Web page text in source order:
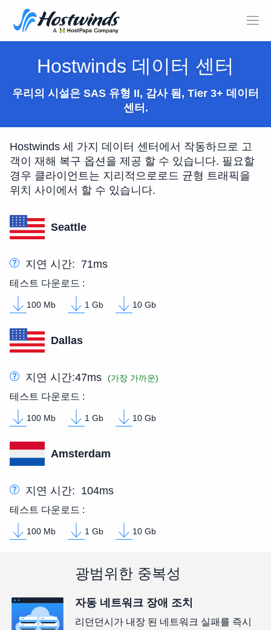
Hostwinds 데이터 센터
우리의 시설은 SAS 유형 II, 감사 됨, Tier 3+ 데이터
센터.
Hostwinds 세 가지 데이터 센터에서 작동하므로 고
객이 재해 복구 옵션을 제공 할 수 있습니다. 필요할
경우 클라이언트는 지리적으로로드 균형 트래픽을
위치 사이에서 할 수 있습니다.
Seattle
지연 시간: 71ms
테스트 다운로드 :
100 Mb 1 Gb 10 Gb
Dallas
지연 시간:47ms (가장 가까운)
테스트 다운로드 :
100 Mb 1 Gb 10 Gb
Amsterdam
지연 시간: 104ms
테스트 다운로드 :
100 Mb 1 Gb 10 Gb
광범위한 중복성
자동 네트워크 장애 조치
리던던시가 내장 된 네트워크 실패를 즉시